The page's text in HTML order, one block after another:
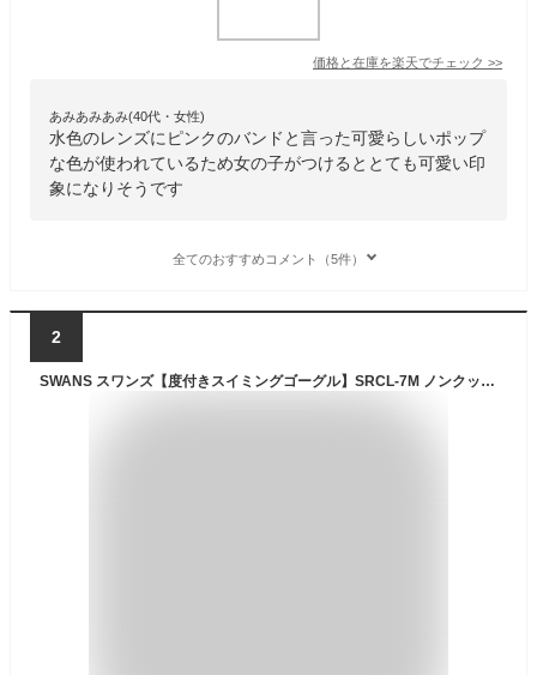
価格と在庫を楽天でチェック >>
あみあみあみ(40代・女性)
水色のレンズにピンクのバンドと言った可愛らしいポップ
な色が使われているため女の子がつけるととても可愛い印
象になりそうです
全てのおすすめコメント（5件）
2
SWANS スワンズ【度付きスイミングゴーグル】SRCL-7M ノンクッションモデル 競泳向け【ミラー 競泳 大会 レース 水泳 ゴーグル】